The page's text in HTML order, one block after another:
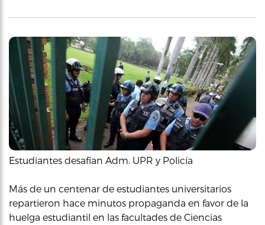
Estudiantes desafían Adm. UPR y Policía
Más de un centenar de estudiantes universitarios
repartieron hace minutos propaganda en favor de la
huelga estudiantil en las facultades de Ciencias